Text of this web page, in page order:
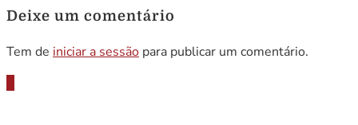
Deixe um comentário
Tem de iniciar a sessão para publicar um comentário.